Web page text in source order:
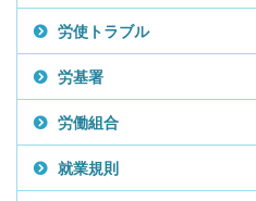
労使トラブル
労基署
労働組合
就業規則